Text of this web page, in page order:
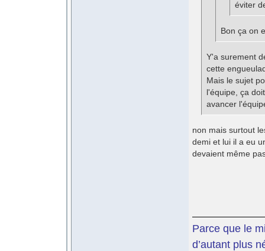
éviter
Bon ça on
Y'a surement
cette
Mais le sujet
l'équipe, ça
avancer
non mais surtout
demi et lui il a eu
devaient même
Parce que le
d’autant plus